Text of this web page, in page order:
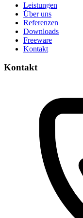
Leistungen
Über uns
Referenzen
Downloads
Freeware
Kontakt
Kontakt